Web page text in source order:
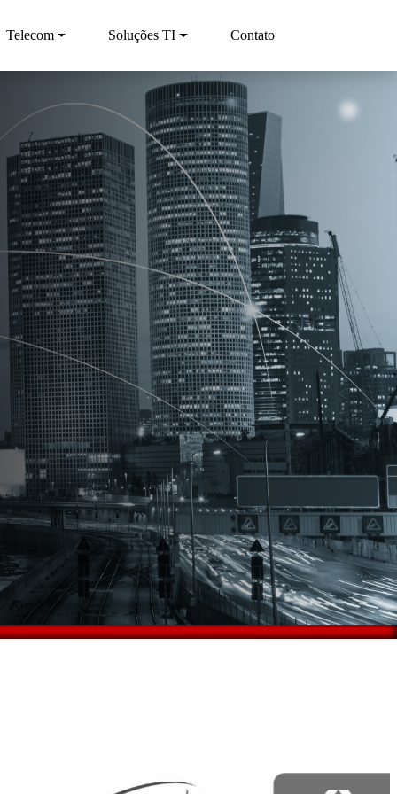
Telecom Soluções TI Contato